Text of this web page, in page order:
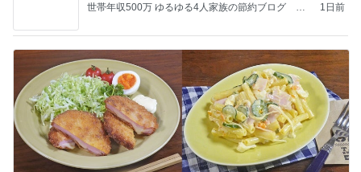
世帯年収500万 ゆるゆる4人家族の節約ブログ 〜
1日前